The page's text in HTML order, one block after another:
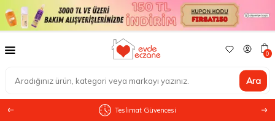
Ara
0
Teslimat Güvencesi